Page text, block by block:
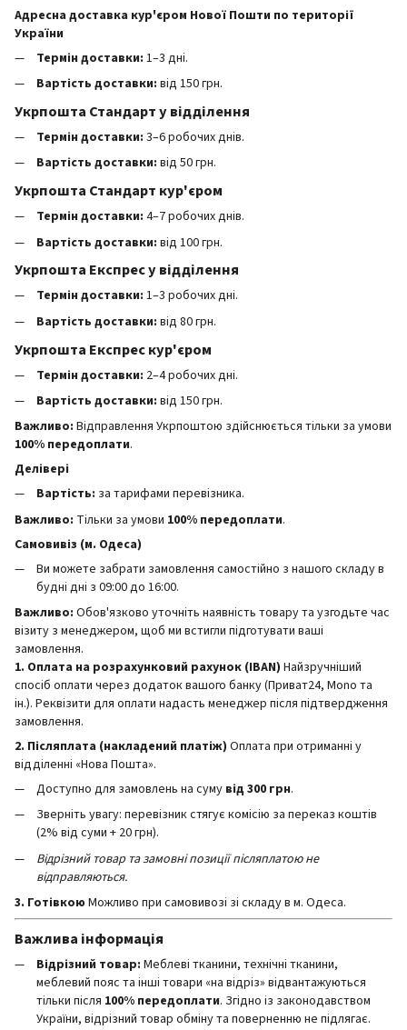
Адресна доставка кур'єром Нової Пошти по території
України
Термін доставки: 1–3 дні.
Вартість доставки: від 150 грн.
Укрпошта Стандарт у відділення
Термін доставки: 3–6 робочих днів.
Вартість доставки: від 50 грн.
Укрпошта Стандарт кур'єром
Термін доставки: 4–7 робочих днів.
Вартість доставки: від 100 грн.
Укрпошта Експрес у відділення
Термін доставки: 1–3 робочих дні.
Вартість доставки: від 80 грн.
Укрпошта Експрес кур'єром
Термін доставки: 2–4 робочих дні.
Вартість доставки: від 150 грн.
Важливо: Відправлення Укрпоштою здійснюється тільки за умови
100% передоплати.
Делівері
Вартість: за тарифами перевізника.
Важливо: Тільки за умови 100% передоплати.
Самовивіз (м. Одеса)
Ви можете забрати замовлення самостійно з нашого складу в
будні дні з 09:00 до 16:00.
Важливо: Обов'язково уточніть наявність товару та узгодьте час
візиту з менеджером, щоб ми встигли підготувати ваші
замовлення.
1. Оплата на розрахунковий рахунок (IBAN) Найзручніший
спосіб оплати через додаток вашого банку (Приват24, Mono та
ін.). Реквізити для оплати надасть менеджер після підтвердження
замовлення.
2. Післяплата (накладений платіж) Оплата при отриманні у
відділенні «Нова Пошта».
Доступно для замовлень на суму від 300 грн.
Зверніть увагу: перевізник стягує комісію за переказ коштів
(2% від суми + 20 грн).
Відрізний товар та замовні позиції післяплатою не
відправляються.
3. Готівкою Можливо при самовивозі зі складу в м. Одеса.
Важлива інформація
Відрізний товар: Меблеві тканини, технічні тканини,
меблевий пояс та інші товари «на відріз» відвантажуються
тільки після 100% передоплати. Згідно із законодавством
України, відрізний товар обміну та поверненню не підлягає.